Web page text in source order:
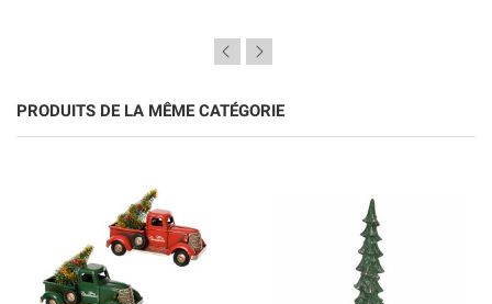
PRODUITS DE LA MÊME CATÉGORIE